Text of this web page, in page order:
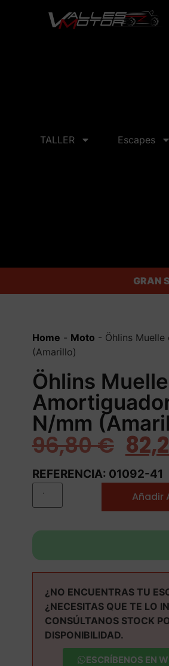
TALLER Escapes
GRAN
Home - Moto - Öhlins
(Amarillo)
Öhlins
N/mm
96,80€
REFERENCIA: 01092-41
Añadir
¿NO ENCUENTRAS TU
¿NECESITAS QUE TE LO
CONSÚLTANOS STOCK
DISPONIBILIDAD.
ESCRÍBENOS EN